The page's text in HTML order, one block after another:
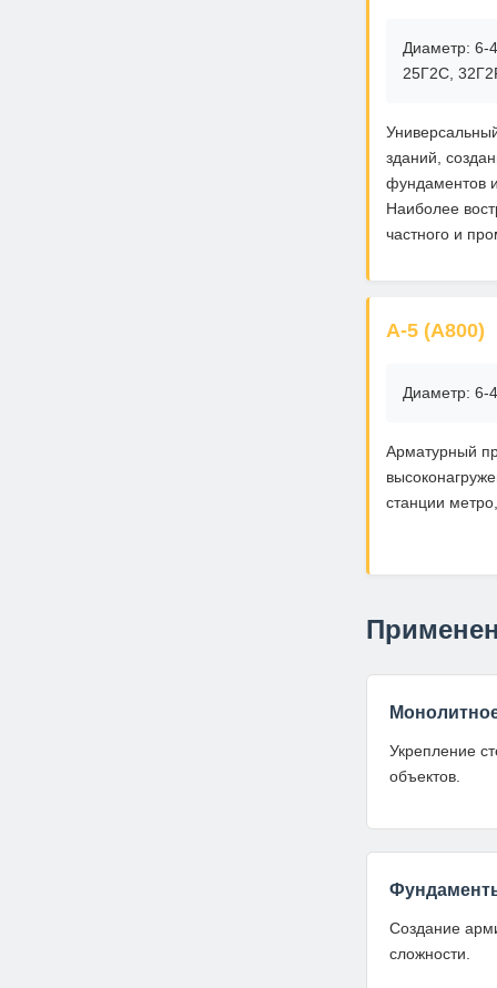
Диаметр: 6-
25Г2С,
зданий,
фундаментов
Наиболее
частного и
А-5 (А800)
Диаметр: 6-
Арматурный
станции
Укрепление
объектов.
Создание
сложности.